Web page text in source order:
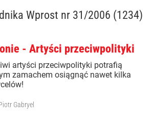
Wprost nr 31/2006 (1234)
- Artyści przeciwpolityki
artyści przeciwpolityki potrafią
zamachem osiągnąć nawet kilka
Gabryel